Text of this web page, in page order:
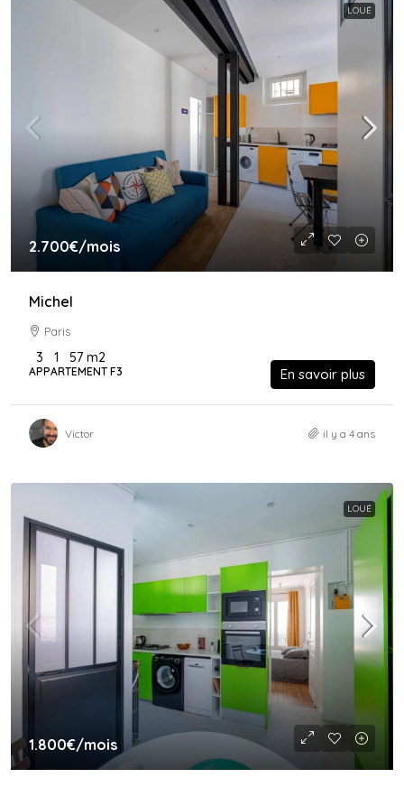
LOUÉ
2.700€/mois
Michel
Paris
3 1 57 m2
APPARTEMENT F3 En savoir plus
Victor il y a 4 ans
LOUÉ
1.800€/mois